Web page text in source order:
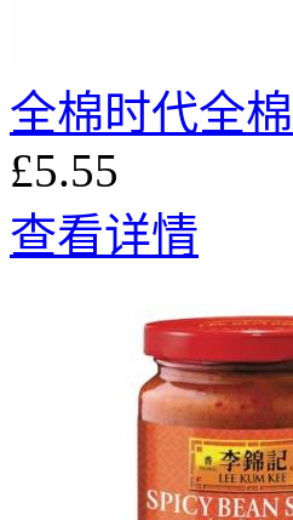
全棉时代全
£5.55
查看详情